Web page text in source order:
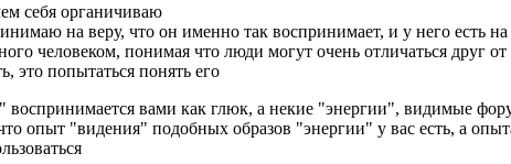
себя органичиваю
на веру, что он именно так воспринимает, и у него есть
человеком, понимая что люди могут очень отличаться друг от
это попытаться понять его
воспринимается вами как глюк, а некие "энергии", видимые
опыт "видения" подобных образов "энергии" у вас есть, а